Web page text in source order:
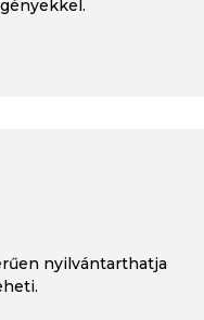
nyilvántarthatja